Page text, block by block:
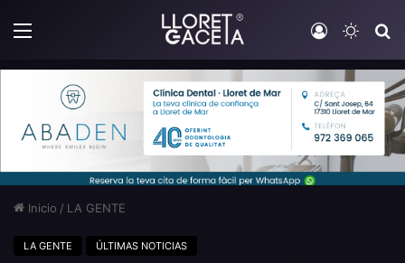
Menú Iniciar
Inicio / LA GENTE
LA GENTE ÚLTIMAS NOTICIAS